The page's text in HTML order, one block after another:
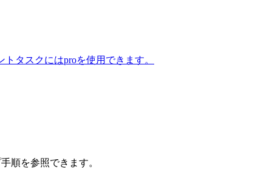
タスクにはproを使用できます。
順を参照できます。